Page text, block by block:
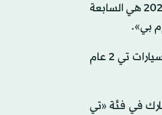
كما بدأ ياسر بن سعيدان مشاركاته في رالي داكار في عام 2014، وستكون مشاركته في رالي داكار السعودية 2024 هي السابعة
ويذكر أن ياسر حقق أفضل نتيجة له في مشاركاته في رالي داكار عندما أنهى السباق في المركز الثالث لفئة السيارات تي 2 عام
في فئة «تي